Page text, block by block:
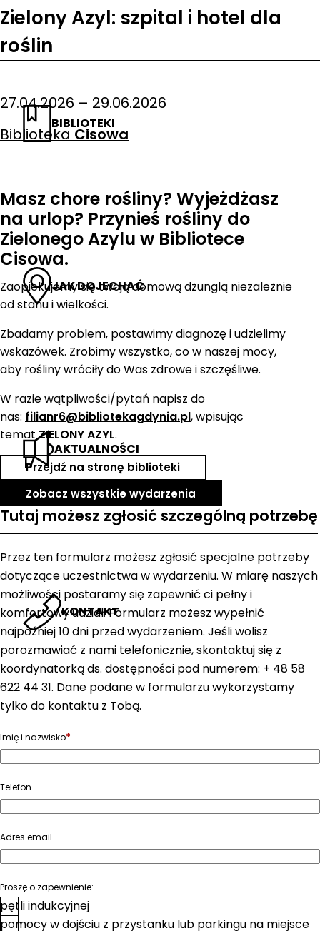
BIBLIOTEKI
JAK DOJECHAĆ
AKTUALNOŚCI
KONTAKT
Zielony Azyl: szpital i hotel dla
roślin
27.04.2026 – 29.06.2026
Biblioteka Cisowa
Masz chore rośliny? Wyjeżdżasz
na urlop? Przynieś rośliny do
Zielonego Azylu w Bibliotece
Cisowa.
Zaopiekujemy się twoją domową dżunglą niezależnie
od stanu i wielkości.
Zbadamy problem, postawimy diagnozę i udzielimy
wskazówek. Zrobimy wszystko, co w naszej mocy,
aby rośliny wróciły do Was zdrowe i szczęśliwe.
W razie wątpliwości/pytań napisz do
nas: filianr6@bibliotekagdynia.pl, wpisując
temat ZIELONY AZYL.
Przejdź na stronę biblioteki
Zobacz wszystkie wydarzenia
Tutaj możesz zgłosić szczególną potrzebę
Przez ten formularz możesz zgłosić specjalne potrzeby
dotyczące uczestnictwa w wydarzeniu. W miarę naszych
możliwości postaramy się zapewnić ci pełny i
komfortowy udział. Formularz możesz wypełnić
najpóźniej 10 dni przed wydarzeniem. Jeśli wolisz
porozmawiać z nami telefonicznie, skontaktuj się z
koordynatorką ds. dostępności pod numerem: + 48 58
622 44 31. Dane podane w formularzu wykorzystamy
tylko do kontaktu z Tobą.
Imię i nazwisko*
Telefon
Adres email
Proszę o zapewnienie:
pętli indukcyjnej
pomocy w dojściu z przystanku lub parkingu na miejsce